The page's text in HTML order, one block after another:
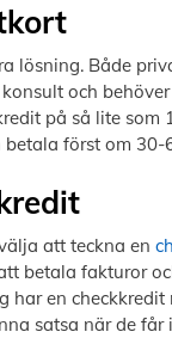
lösning. Både
och
på så lite
först om 30-
att teckna en
betala fakturor
en
satsa när de får